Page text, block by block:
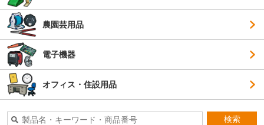
農園芸用品
電子機器
オフィス・住設用品
検索